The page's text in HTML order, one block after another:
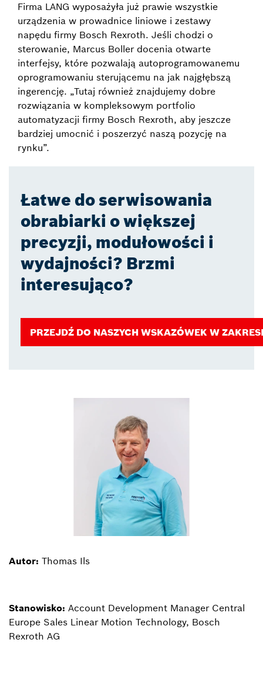
Firma LANG wyposażyła już prawie wszystkie
urządzenia w prowadnice liniowe i zestawy
napędu firmy Bosch Rexroth. Jeśli chodzi o
sterowanie, Marcus Boller docenia otwarte
interfejsy, które pozwalają autoprogramowanemu
oprogramowaniu sterującemu na jak najgłębszą
ingerencję. „Tutaj również znajdujemy dobre
rozwiązania w kompleksowym portfolio
automatyzacji firmy Bosch Rexroth, aby jeszcze
bardziej umocnić i poszerzyć naszą pozycję na
rynku”.
Łatwe do serwisowania
obrabiarki o większej
precyzji, modułowości i
wydajności? Brzmi
interesująco?
PRZEJDŹ DO NASZYCH WSKAZÓWEK W
Autor: Thomas Ils
Stanowisko: Account Development Manager Central
Europe Sales Linear Motion Technology, Bosch
Rexroth AG